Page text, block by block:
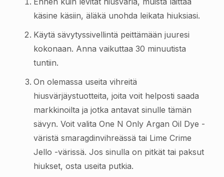
käsine käsiin, äläkä unohda leikata hiuksiasi.
Käytä sävytyssivellintä peittämään juuresi
kokonaan. Anna vaikuttaa 30 minuutista
tuntiin.
On olemassa useita vihreitä
hiusvärjäystuotteita, joita voit helposti saada
markkinoilta ja jotka antavat sinulle tämän
sävyn. Voit valita One N Only Argan Oil Dye -
väristä smaragdinvihreässä tai Lime Crime
Jello -värissä. Jos sinulla on pitkät tai paksut
hiukset, osta useita putkia.